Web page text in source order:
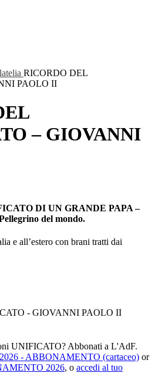
RICORDO DEL
PAOLO II
– GIOVANNI
DI UN GRANDE PAPA –
del mondo.
e all’estero con brani tratti dai
- GIOVANNI PAOLO II
UNIFICATO? Abbonati a L'AdF.
- ABBONAMENTO (cartaceo) or
2026, o accedi al tuo